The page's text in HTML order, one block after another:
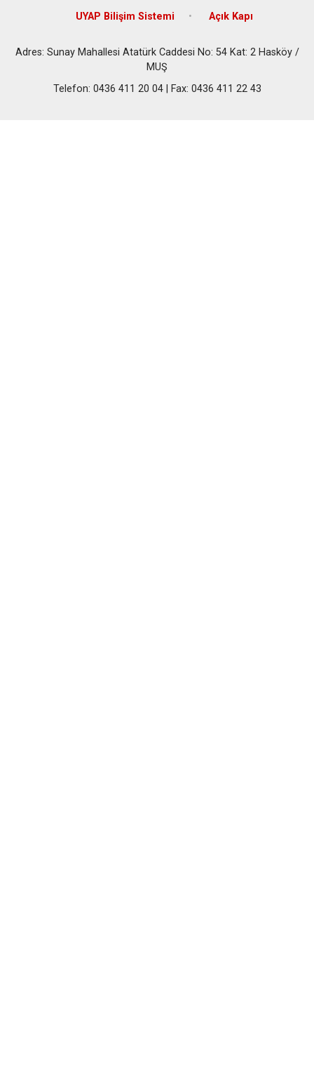
UYAP Bilişim Sistemi Açık Kapı
Adres: Sunay Mahallesi Atatürk Caddesi No: 54 Kat: 2 Hasköy /
MUŞ
Telefon: 0436 411 20 04 | Fax: 0436 411 22 43